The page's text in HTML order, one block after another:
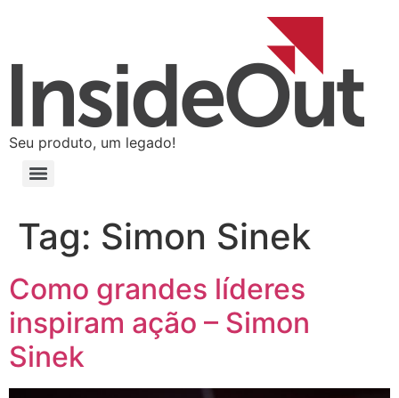
Seu produto, um legado!
Tag: Simon Sinek
Como grandes líderes
inspiram ação – Simon
Sinek